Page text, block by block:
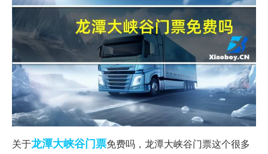
关于龙潭大峡谷门票免费吗，龙潭大峡谷门票这个很多